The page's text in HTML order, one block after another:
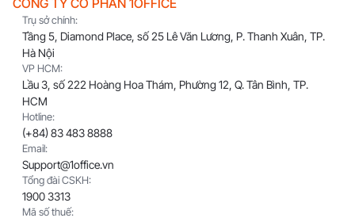
Trụ sở chính:
Tầng 5, Diamond Place, số 25 Lê Văn Lương, P. Thanh Xuân, TP.
Hà Nội
VP HCM:
Lầu 3, số 222 Hoàng Hoa Thám, Phường 12, Q. Tân Bình, TP.
HCM
Hotline:
(+84) 83 483 8888
Email:
Support@1office.vn
Tổng đài CSKH:
1900 3313
Mã số thuế: